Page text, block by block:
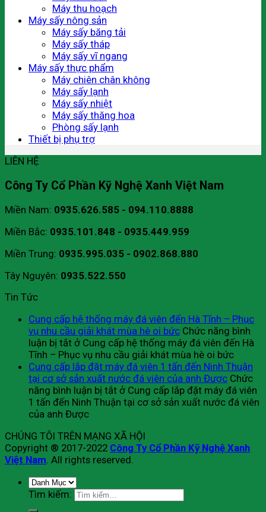
Máy thu hoạch
Máy sấy nông sản
Máy sấy băng tải
Máy sấy tháp
Máy sấy vĩ ngang
Máy sấy thực phẩm
Máy chiên chân không
Máy sấy lạnh
Máy sấy nhiệt
Máy sấy thăng hoa
Phòng sấy lạnh
Thiết bị phụ trợ
LIÊN HỆ
Công Ty Cổ Phần Kỹ Nghệ Xanh Việt Nam
Miền Nam: 0935.626.585 - 094.110.8888
Miền Bắc: 0935.101.848 - 0935.449.959
Miền Trung: 0935.995.035 - 0902.868.880
Tây Nguyên: 0935.522.550
Tin Tức
Cung cấp hệ thống máy đá viên đến Hà Tĩnh – Phục
vụ nhu cầu giải khát mùa hè oi bức Chức năng bình
luận bị tắt ở Cung cấp hệ thống máy đá viên đến Hà
Tĩnh – Phục vụ nhu cầu giải khát mùa hè oi bức
Cung cấp lắp đặt máy đá viên 1 tấn đến Ninh Thuận
tại cơ sở sản xuất nước đá viên của anh Được Chức
năng bình luận bị tắt ở Cung cấp lắp đặt máy đá viên
1 tấn đến Ninh Thuận tại cơ sở sản xuất nước đá viên
của anh Được
CHÚNG TÔI TRÊN MẠNG XÃ HỘI
Copyright ® 2017-2022 Công Ty Cổ Phần Kỹ Nghệ Xanh
Việt Nam. All rights reserved.
Tìm kiếm: